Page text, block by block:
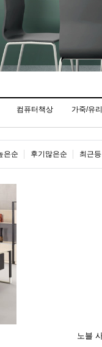
컴퓨터책상 가죽/유
은순 후기많은순 최근
노블